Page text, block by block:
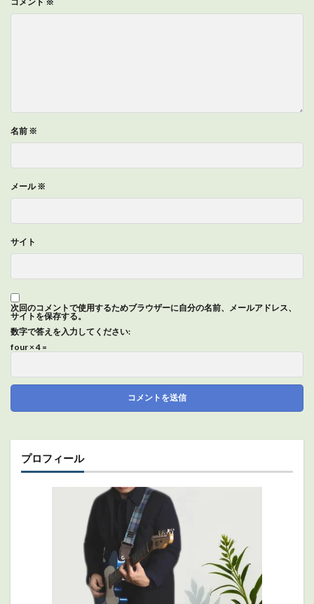
名前 ※
メール※
サイト
次回のコメントで使用するためブラウザーに自分の名前、メールアドレス、
サイトを保存する。
数字で答えを入力してください:
four × 4 =
プロフィール